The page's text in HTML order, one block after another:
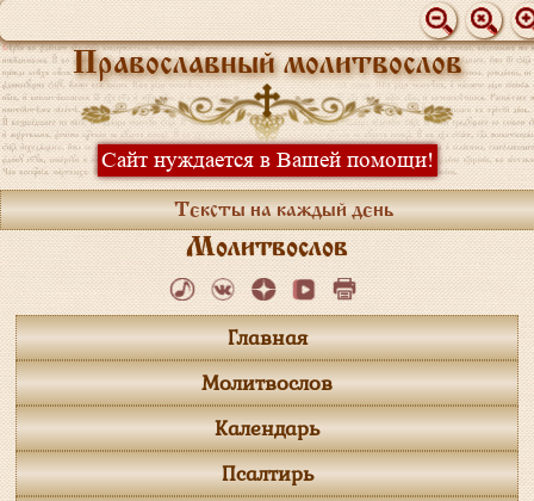
Православный молитвослов
Сайт нуждается в Вашей помощи!
Тексты на каждый день
Молитвослов
Главная
Молитвослов
Календарь
Псалтирь